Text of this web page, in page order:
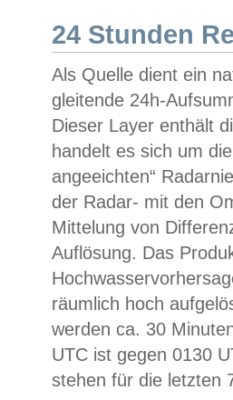
24 Stunden
Als Quelle dient ein
gleitende 24h-
Dieser Layer enthält
handelt es sich um
angeeichten“
der Radar- mit den
Mittelung von
Auflösung. Das
räumlich hoch
werden ca. 30
UTC ist gegen 0130
stehen für die letzten